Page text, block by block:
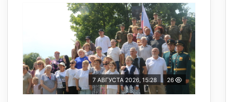
7 АВГУСТА 2026, 15:28 26